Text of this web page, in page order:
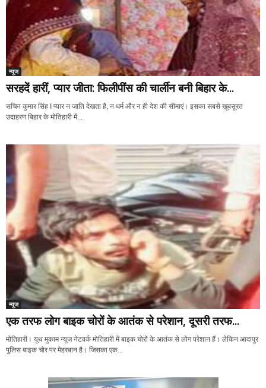
न्यूज
सरहदें हारीं, प्यार जीता: फिलीपींस की चार्लीन बनी बिहार के...
सचिन कुमार सिंह I प्यार न जाति देखता है, न धर्म और न ही देश की सीमाएं। इसका सबसे खूबसूरत
उदाहरण बिहार के मोतिहारी में...
न्यूज
एक तरफ लोग बाइक चोरों के आतंक से परेशान, दूसरी तरफ...
मोतिहारी। यूथ मुकाम न्यूज नेटवर्क मोतिहारी में बाइक चोरों के आतंक से लोग परेशान हैं। लेकिन आदापुर
पुलिस बाइक चोर पर मेहरबान है। जिसका एक...